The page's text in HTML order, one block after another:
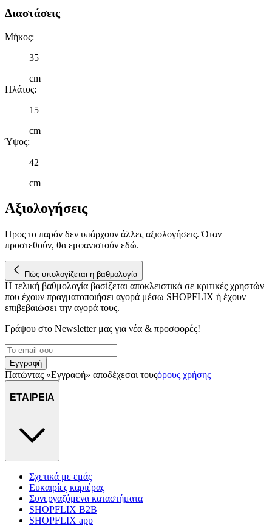
διαφημίσεων και περιεχομένου, τις μετρήσεις σχετικά με
μας και την ανάπτυξη προϊόντων. Επίσης, κοινοποιούμε
τοποθεσίας μας στους συνεργάτες μέσων κοινωνικής
Διαστάσεις
Μήκος:
35
cm
Πλάτος:
15
cm
Ύψος:
42
cm
Αξιολογήσεις
Προς το παρόν δεν υπάρχουν άλλες αξιολογήσεις. Όταν
προστεθούν, θα εμφανιστούν εδώ.
Πώς υπολογίζεται η βαθμολογία
Η τελική βαθμολογία βασίζεται αποκλειστικά σε κριτικές χρηστών
που έχουν πραγματοποιήσει αγορά μέσω SHOPFLIX ή έχουν
επιβεβαιώσει την αγορά τους.
Γράψου στο Νewsletter μας για νέα & προσφορές!
Εγγραφή
Πατώντας «Εγγραφή» αποδέχεσαι τουςόρους χρήσης
ΕΤΑΙΡΕΙΑ
Σχετικά με εμάς
Ευκαιρίες καριέρας
Συνεργαζόμενα καταστήματα
SHOPFLIX B2B
SHOPFLIX app